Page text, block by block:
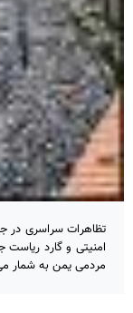
تظاهرات سراسری در
امنیتی و گارد
مردمی یمن به شمار